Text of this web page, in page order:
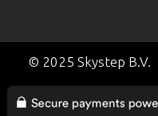
© 2025 Skystep